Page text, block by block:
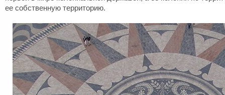
ее собственную территорию.